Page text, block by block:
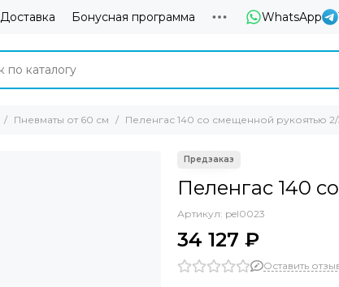
Доставка Бонусная программа WhatsApp
Пневматы от 60 см Пеленгас 140 со смещенной рукоятью 2/
Пеленгас 140
Артикул: pel0023
34 127 ₽
Оставить